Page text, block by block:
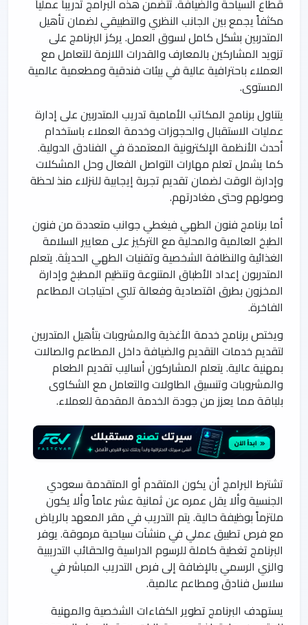
مكثفاً يجمع بين الجانب النظري والتطبيقي لضمان تأهيل
المتدربين بشكل كامل لسوق العمل. يركز البرنامج على
تزويد المشاركين بالمعارف والقدرات اللازمة للتعامل مع
العملاء باحترافية عالية في بيئات فندقية ومطعمية عالمية
المستوى.
يتناول برنامج المكاتب الأمامية تدريب المتدربين على إدارة
عمليات الاستقبال والحجوزات وخدمة العملاء باستخدام
أحدث الأنظمة الإلكترونية المعتمدة في الفنادق الدولية.
كما يشمل تعلم مهارات التواصل الفعال وحل المشكلات
وإدارة الوقت لضمان تقديم تجربة إيجابية للنزلاء منذ لحظة
وصولهم وحتى مغادرتهم.
أما برنامج فنون الطهي فيغطي جوانب متعددة من فنون
الطبخ العالمية والمحلية مع التركيز على معايير السلامة
الغذائية والنظافة الشخصية وتقنيات الطهي الحديثة. يتعلم
المتدربون إعداد الأطباق المتنوعة وتنظيم المطبخ وإدارة
المخزون بطرق اقتصادية وفعالة تلبي احتياجات المطاعم
الفاخرة.
ويختص برنامج خدمة الأغذية والمشروبات بتأهيل المتدربين
لتقديم خدمات التقديم والضيافة داخل المطاعم والصالات
بمهنية عالية. يتعلم المشاركون أساليب تقديم الطعام
والمشروبات وتنسيق الطاولات والتعامل مع الشكاوى
بلباقة مما يعزز من جودة الخدمة المقدمة للعملاء.
تشترط البرامج أن يكون المتقدم أو المتقدمة سعودي
الجنسية وألا يقل عمره عن ثمانية عشر عاماً وألا يكون
ملتزماً بوظيفة حالية. يتم التدريب في مقر المعهد بالرياض
مع فرص تطبيق عملي في منشآت سياحية مرموقة. يوفر
البرنامج تغطية كاملة للرسوم الدراسية والحقائب التدريبية
والزي الرسمي بالإضافة إلى فرص التدريب المباشر في
سلاسل فنادق ومطاعم عالمية.
يستهدف البرنامج تطوير الكفاءات الشخصية والمهنية